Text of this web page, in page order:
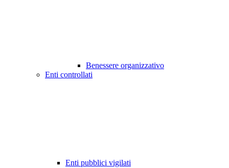
Benessere organizzativo
Enti controllati
Enti pubblici vigilati